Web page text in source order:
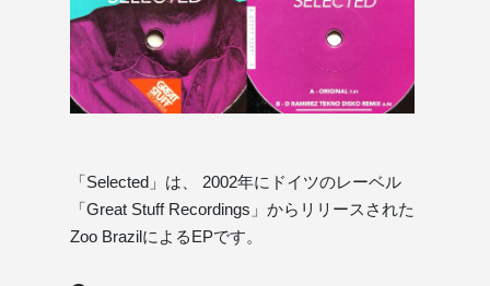
「Selected」は、 2002年にドイツのレーベル
「Great Stuff Recordings」からリリースされた
Zoo BrazilによるEPです。